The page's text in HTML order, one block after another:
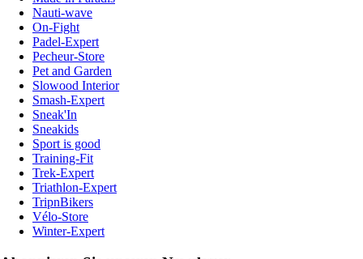
Nauti-wave
On-Fight
Padel-Expert
Pecheur-Store
Pet and Garden
Slowood Interior
Smash-Expert
Sneak'In
Sneakids
Sport is good
Training-Fit
Trek-Expert
Triathlon-Expert
TripnBikers
Vélo-Store
Winter-Expert